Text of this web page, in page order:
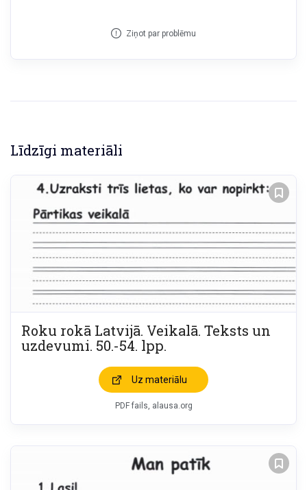
Ziņot par problēmu
Līdzīgi materiāli
Roku rokā Latvijā. Veikalā. Teksts un
uzdevumi. 50.-54. lpp.
Uz materiālu
PDF fails, alausa.org